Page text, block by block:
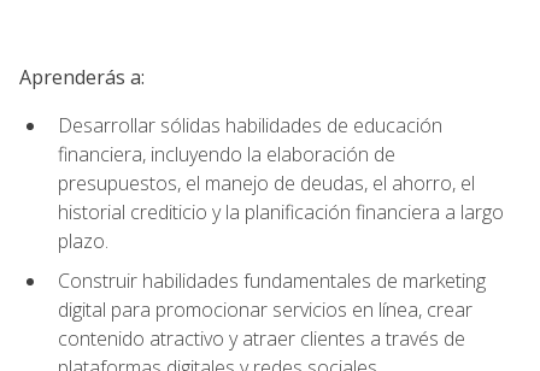
Aprenderás a:
Desarrollar sólidas habilidades de educación
financiera, incluyendo la elaboración de
presupuestos, el manejo de deudas, el ahorro, el
historial crediticio y la planificación financiera a largo
plazo.
Construir habilidades fundamentales de marketing
digital para promocionar servicios en línea, crear
contenido atractivo y atraer clientes a través de